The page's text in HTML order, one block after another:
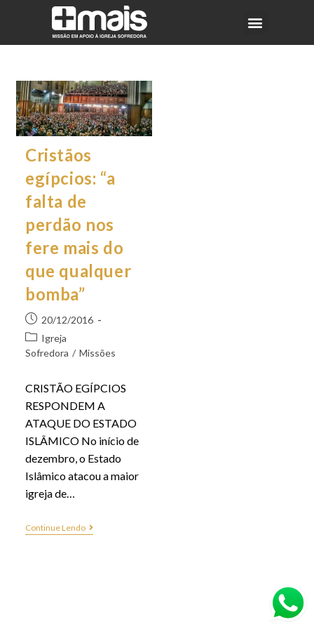
Cristãos
egípcios: “a
falta de
perdão nos
fere mais do
que qualquer
bomba”
20/12/2016
Igreja
Sofredora / Missões
CRISTÃO EGÍPCIOS
RESPONDEM A
ATAQUE DO ESTADO
ISLÂMICO No início de
dezembro, o Estado
Islâmico atacou a maior
igreja de…
Continue Lendo